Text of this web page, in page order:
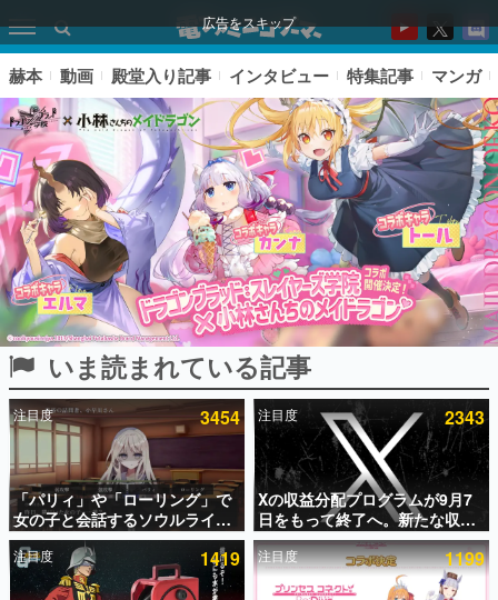
広告をスキップ
ピックアップ
電ファミのいま読まれている記事ランキング
アプリセール情報
インタビュー
連載・特集一覧
赫本 動画 殿堂入り記事 インタビュー 特集記事 マンガ
いま読まれている記事
注目度 3454
「パリィ」や「ローリング」で
女の子と会話するソウルライク
恋愛ゲーム『小早川さんはソウ
ルライク』無料公開。返事に失
敗すると「YOU DIED」
注目度 2343
Xの収益分配プログラムが9月7
日をもって終了へ。新たな収益
化制度「Original Content
Rewards Program」を発表
注目度 1419 注目度 1199